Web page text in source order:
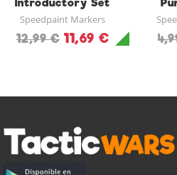
Introductory Set
Speedpaint Markers
12,99 € 11,69 €